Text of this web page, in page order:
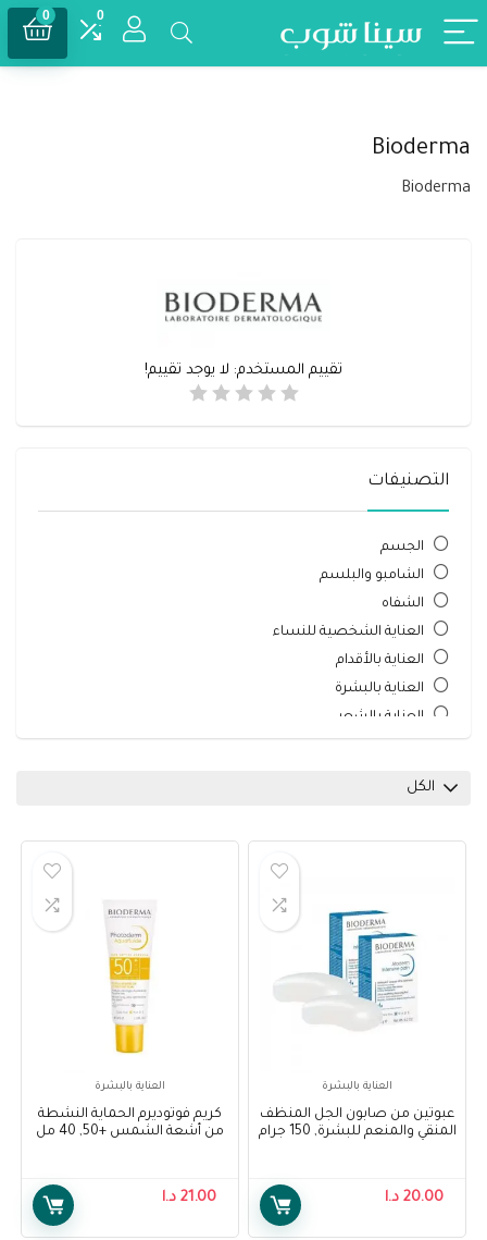
0
0
Bioderma
Bioderma
تقييم المستخدم: لا يوجد تقييم!
التصنيفات
الجسم
الشامبو والبلسم
الشفاه
العناية الشخصية للنساء
العناية بالأقدام
العناية بالبشرة
العناية بالشعر
اليدين والأظافر
عروض يومية
فرش وأدوات المكياج
مكياج
منظفات وغسولات الجسم
الكل
العناية بالبشرة
عبوتين من صابون الجل المنظف
المنقي والمنعم للبشرة, 150 جرام
Cleansing Soap, 150 Grams , 2
20.00 د.ا
العناية بالبشرة
كريم فوتوديرم الحماية النشطة
من أشعة الشمس +50, 40 مل
Active Defense SPF 50+, 40 Ml
21.00 د.ا